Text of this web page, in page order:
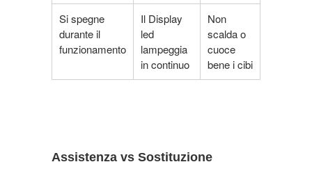
Si spegne
durante il
funzionamento
Il Display
led
lampeggia
in continuo
Non
scalda o
cuoce
bene i cibi
Assistenza vs Sostituzione